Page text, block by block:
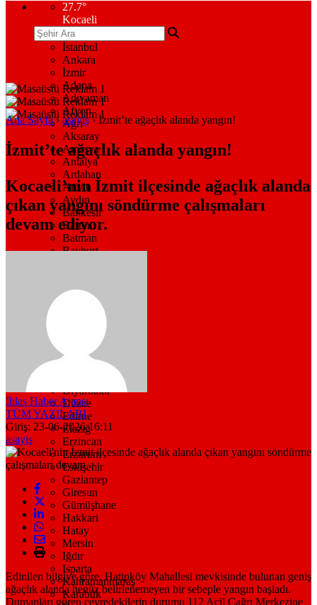
27.7°
Kocaeli
İstanbul
Ankara
İzmir
Adana
Adıyaman
Afyon
Ağrı
Aksaray
Amasya
Antalya
Ardahan
Artvin
Aydın
Balıkesir
Bartın
Batman
Bayburt
Bitlis
Çanakkale
Çankırı
Diyarbakır
Düzce
Edirne
Elazığ
Erzincan
Erzurum
Eskişehir
Gaziantep
Giresun
Gümüşhane
Hakkari
Hatay
Mersin
Iğdır
Isparta
Kahramanmaraş
Karabük
Ana Sayfa› asayiş›İzmit’te ağaçlık alanda yangın!
İzmit’te ağaçlık alanda yangın!
Kocaeli’nin İzmit ilçesinde ağaçlık alanda
çıkan yangını söndürme çalışmaları
devam ediyor.
İhlas Haber Ajansı
TÜM YAZILARI
Giriş: 23-06-2026 16:11
asayiş
Edinilen bilgiye göre, Hatipköy Mahallesi mevkisinde bulunan geniş
ağaçlık alanda henüz belirlenemeyen bir sebeple yangın başladı.
Dumanları gören çevredekilerin durumu 112 Acil Çağrı Merkezine